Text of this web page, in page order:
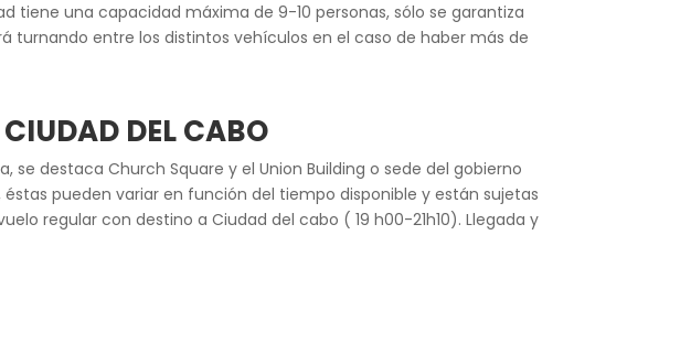
tiene una capacidad máxima de 9-10 personas, sólo se garantiza
entre los distintos vehículos en el caso de haber más de
DEL CABO
destaca Church Square y el Union Building o sede del gobierno
pueden variar en función del tiempo disponible y están sujetas
regular con destino a Ciudad del cabo ( 19 h00-21h10). Llegada y